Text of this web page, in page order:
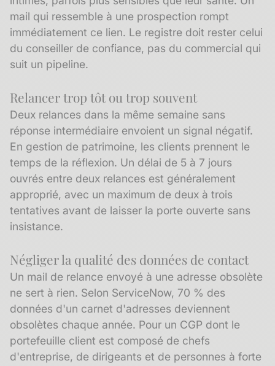
mail qui ressemble à une prospection rompt
immédiatement ce lien. Le registre doit rester celui
du conseiller de confiance, pas du commercial qui
suit un pipeline.
Relancer trop tôt ou trop souvent
Deux relances dans la même semaine sans
réponse intermédiaire envoient un signal négatif.
En gestion de patrimoine, les clients prennent le
temps de la réflexion. Un délai de 5 à 7 jours
ouvrés entre deux relances est généralement
approprié, avec un maximum de deux à trois
tentatives avant de laisser la porte ouverte sans
insistance.
Négliger la qualité des données de contact
Un mail de relance envoyé à une adresse obsolète
ne sert à rien. Selon ServiceNow, 70 % des
données d'un carnet d'adresses deviennent
obsolètes chaque année. Pour un CGP dont le
portefeuille client est composé de chefs
d'entreprise, de dirigeants et de personnes à forte